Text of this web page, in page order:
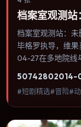
档案室观测站
档案室观测站：未
毕格罗执导，维果
04-27在多地院线
情节推进，节奏与
择。
50742802014-
#短剧精选#冒险#